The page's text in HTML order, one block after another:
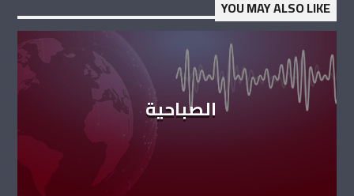
YOU MAY ALSO LIKE
الصباحية